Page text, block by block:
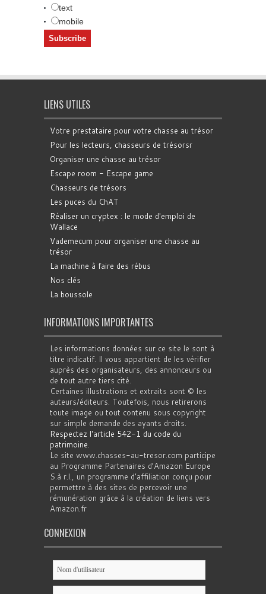
text
mobile
LIENS UTILES
Votre prestataire pour votre chasse au trésor
Pour les lecteurs, chasseurs de trésorsr
Organiser une chasse au trésor
Escape room - Escape game
Chasseurs de trésors
Les puces du ChAT
Réaliser un cryptex : le mode d'emploi de
Wallace
Vademecum pour organiser une chasse au
trésor
La machine à faire des rébus
Nos clés
La boussole
INFORMATIONS IMPORTANTES
Les informations données sur ce site le sont à
titre indicatif. Il vous appartient de les vérifier
auprès des organisateurs, des annonceurs ou
de tout autre tiers cité.
Certaines illustrations et extraits sont © les
auteurs/éditeurs. Toutefois, nous retirerons
toute image ou tout contenu sous copyright
sur simple demande des ayants droits.
Respectez l'article 542-1 du code du
patrimoine.
Le site www.chasses-au-tresor.com participe
au Programme Partenaires d’Amazon Europe
S.à r.l., un programme d’affiliation conçu pour
permettre à des sites de percevoir une
rémunération grâce à la création de liens vers
Amazon.fr
CONNEXION